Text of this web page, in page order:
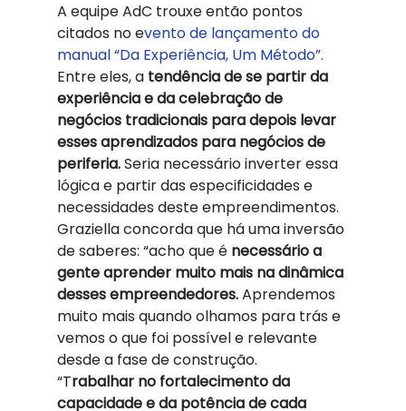
A equipe AdC trouxe então pontos
citados no evento de lançamento do
manual “Da Experiência, Um Método”.
Entre eles, a tendência de se partir da
experiência e da celebração de
negócios tradicionais para depois levar
esses aprendizados para negócios de
periferia. Seria necessário inverter essa
lógica e partir das especificidades e
necessidades deste empreendimentos.
Graziella concorda que há uma inversão
de saberes: “acho que é necessário a
gente aprender muito mais na dinâmica
desses empreendedores. Aprendemos
muito mais quando olhamos para trás e
vemos o que foi possível e relevante
desde a fase de construção.
“Trabalhar no fortalecimento da
capacidade e da potência de cada